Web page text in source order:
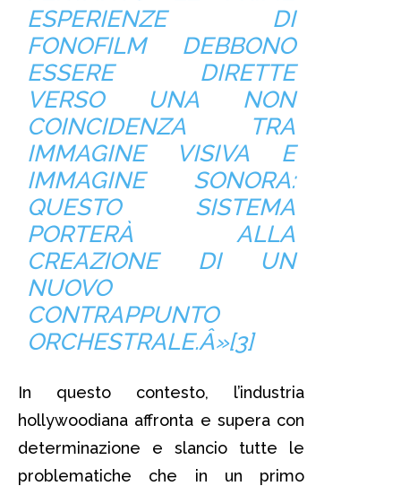
ESPERIENZE DI
FONOFILM DEBBONO
ESSERE DIRETTE
VERSO UNA NON
COINCIDENZA TRA
IMMAGINE VISIVA E
IMMAGINE SONORA:
QUESTO SISTEMA
PORTERÀ ALLA
CREAZIONE DI UN
NUOVO
CONTRAPPUNTO
ORCHESTRALE.Â»[3]
In questo contesto, l’industria
hollywoodiana affronta e supera con
determinazione e slancio tutte le
problematiche che in un primo